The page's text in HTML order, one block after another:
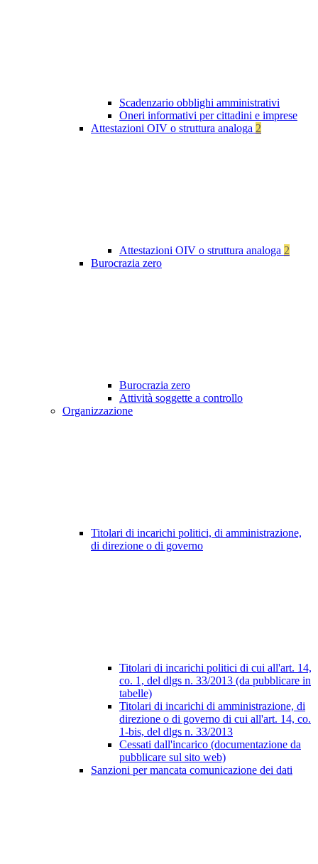
Scadenzario obblighi amministrativi
Oneri informativi per cittadini e imprese
Attestazioni OIV o struttura analoga 2
Attestazioni OIV o struttura analoga 2
Burocrazia zero
Burocrazia zero
Attività soggette a controllo
Organizzazione
Titolari di incarichi politici, di amministrazione,
di direzione o di governo
Titolari di incarichi politici di cui all'art. 14,
co. 1, del dlgs n. 33/2013 (da pubblicare in
tabelle)
Titolari di incarichi di amministrazione, di
direzione o di governo di cui all'art. 14, co.
1-bis, del dlgs n. 33/2013
Cessati dall'incarico (documentazione da
pubblicare sul sito web)
Sanzioni per mancata comunicazione dei dati